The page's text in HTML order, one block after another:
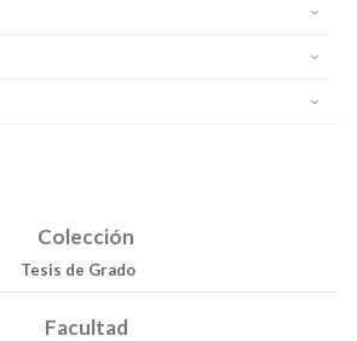
Colección
Tesis de Grado
Facultad